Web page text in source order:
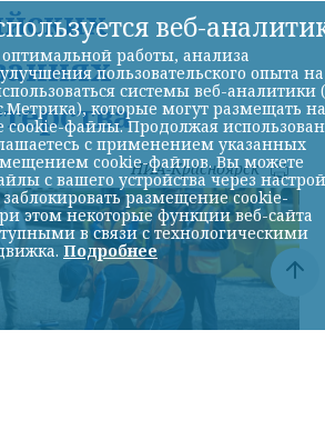
НИА-Красноярск
веб-
работы, анализа
пользовательского опыта на
системы веб-аналитики
которые могут размещать на
cookie-файлы. Продолжая
с применением указанных
cookie-файлов. Вы можете
с вашего устройства через
заблокировать размещение cookie-
этом некоторые функции веб-сайта
в связи с технологическими
Подробнее